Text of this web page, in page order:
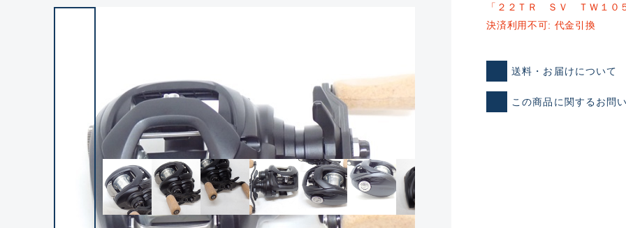
良
新古品（メーカー問屋から
「２２ＴＲ ＳＶ ＴＷ１０
決済利用不可: 代金引換
送料・お届けについて
この商品に関するお問